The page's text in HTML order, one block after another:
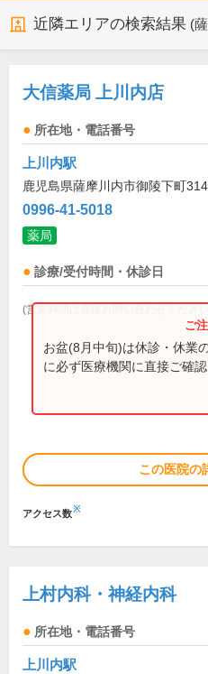
近隣エリアの検索結果 (
大信薬局 上川内店
所在地・電話番号
上川内駅
鹿児島県薩摩川内市御陵下町
0996-41-5018
薬局
診療/受付時間・休診日
(営業時間は直接お問い合わせください)
お盆(8月中旬)は休診・休業
に必ず医療機関に直接ご確認
この医院の
アクセス数※
上村内科・神経内科
所在地・電話番号
上川内駅